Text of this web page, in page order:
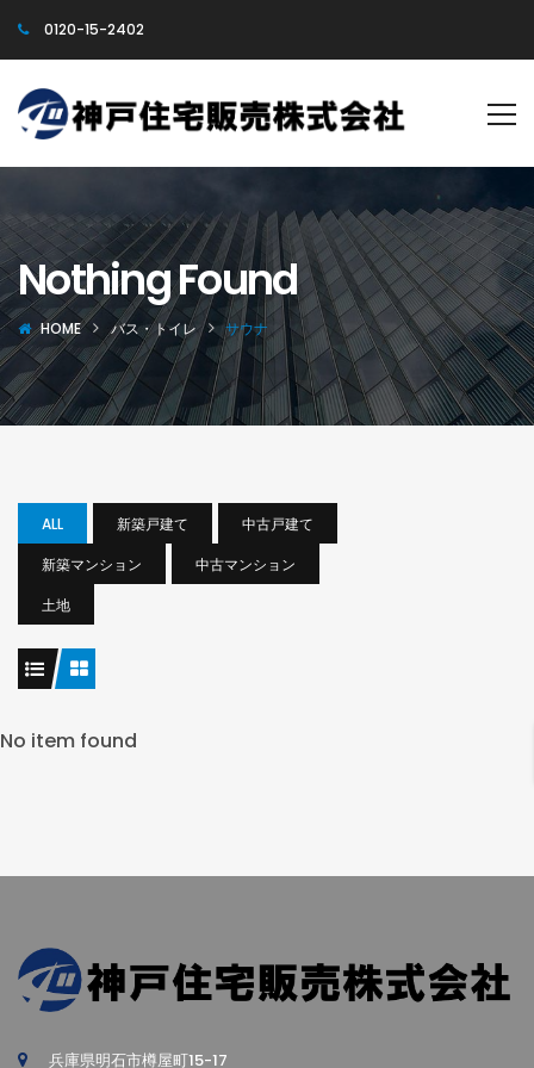
0120-15-2402
Nothing Found
HOME バス・トイレ サウナ
ALL 新築戸建て
中古戸建て
新築マンション
中古マンション
土地
No item found
兵庫県明石市樽屋町15-17